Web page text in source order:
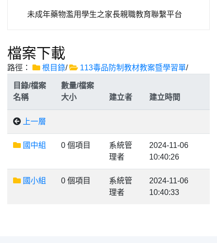
未成年藥物濫用學生之家長親職教育聯繫平台
檔案下載
路徑： 根目錄/ 113毒品防制教材教案暨學習單/
目錄/檔案
名稱
數量/檔案
大小
建立者 建立時間
上一層
國中組 0 個項目
系統管
理者
2024-11-06
10:40:26
國小組 0 個項目
系統管
理者
2024-11-06
10:40:33